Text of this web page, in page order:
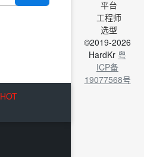
HOT
平台
工程师
选型
©2019-2026
HardKr 粤
ICP备
19077568号